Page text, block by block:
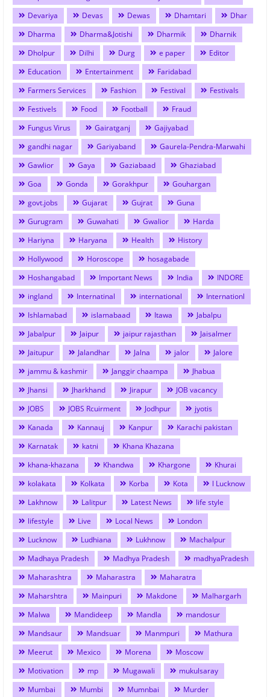
Devariya
Devas Dewas Dhamtari
Dhar
Dharma
Dharma&Jotishi Dharmik
Dharnik
Dholpur
Dilhi Durg e paper
Editor
Education
Entertainment
Faridabad
Farmers Services
Fashion Festival
Festivals
Festivels
Food Football
Fraud
Fungus Virus
Gairatganj
Gajiyabad
gandhi nagar
Gariyaband
Gaurela-Pendra-Marwahi
Gawlior
Gaya Gaziabaad
Ghaziabad
Goa
Gonda Gorakhpur
Gouhargan
govt.jobs
Gujarat Gujrat
Guna
Gurugram
Guwahati Gwalior
Harda
Hariyna
Haryana Health
History
Hollywood
Horoscope
hosagabade
Hoshangabad
Important News India
INDORE
ingland
Internatinal international
Internationl
Ishlamabad
islamabaad Itawa
Jabalpu
Jabalpur
Jaipur jaipur rajasthan
Jaisalmer
Jaitupur
Jalandhar Jalna jalor
Jalore
jammu & kashmir
Janggir chaampa
Jhabua
Jhansi
Jharkhand Jirapur
JOB vacancy
JOBS
JOBS Rcuirment Jodhpur
jyotis
Kanada
Kannauj Kanpur
Karachi pakistan
Karnatak
katni
Khana Khazana
khana-khazana
Khandwa Khargone
Khurai
kolakata
Kolkata Korba Kota
l Lucknow
Lakhnow
Lalitpur Latest News
life style
lifestyle
Live Local News
London
Lucknow
Ludhiana Lukhnow
Machalpur
Madhaya Pradesh
Madhya Pradesh
madhyaPradesh
Maharashtra
Maharastra
Maharatra
Maharshtra
Mainpuri Makdone
Malhargarh
Malwa
Mandideep Mandla
mandosur
Mandsaur
Mandsuar Manmpuri
Mathura
Meerut
Mexico Morena
Moscow
Motivation
mp Mugawali
mukulsaray
Mumbai
Mumbi Mumnbai
Murder